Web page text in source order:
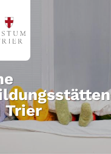
Trier